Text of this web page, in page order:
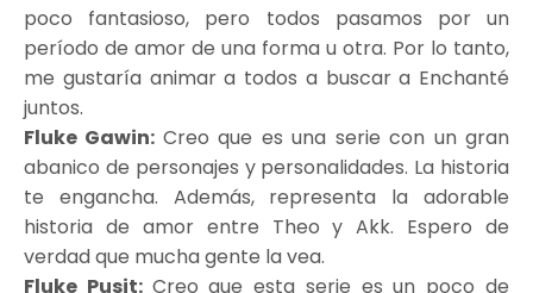
poco fantasioso, pero todos pasamos por un
período de amor de una forma u otra. Por lo tanto,
me gustaría animar a todos a buscar a Enchanté
juntos.
Fluke Gawin: Creo que es una serie con un gran
abanico de personajes y personalidades. La historia
te engancha. Además, representa la adorable
historia de amor entre Theo y Akk. Espero de
verdad que mucha gente la vea.
Fluke Pusit: Creo que esta serie es un poco de